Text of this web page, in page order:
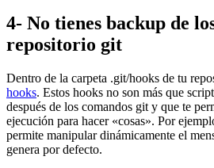
4- No tienes backup de
repositorio git
Dentro de la carpeta .git/hooks de tu
hooks. Estos hooks no son más que
después de los comandos git y que te
ejecución para hacer «cosas». Por
permite manipular dinámicamente el
genera por defecto.